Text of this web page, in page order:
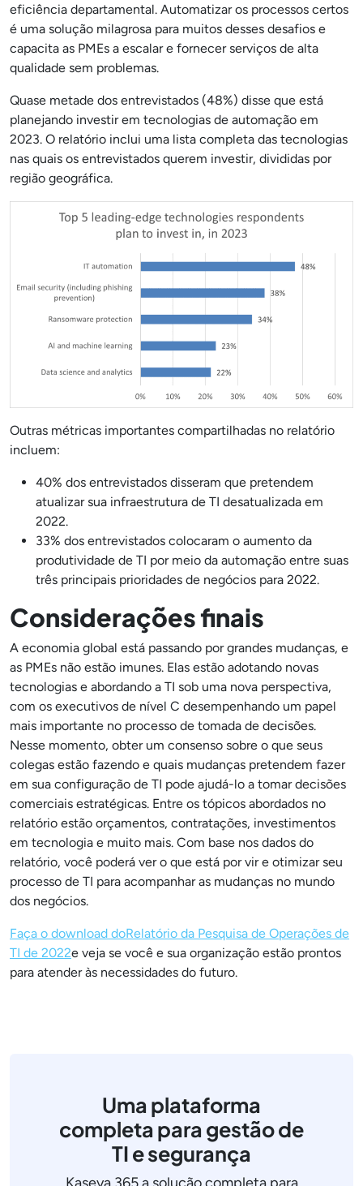
eficiência departamental. Automatizar os processos certos
é uma solução milagrosa para muitos desses desafios e
capacita as PMEs a escalar e fornecer serviços de alta
qualidade sem problemas.
Quase metade dos entrevistados (48%) disse que está
planejando investir em tecnologias de automação em
2023. O relatório inclui uma lista completa das tecnologias
nas quais os entrevistados querem investir, divididas por
região geográfica.
Outras métricas importantes compartilhadas no relatório
incluem:
40% dos entrevistados disseram que pretendem
atualizar sua infraestrutura de TI desatualizada em
2022.
33% dos entrevistados colocaram o aumento da
produtividade de TI por meio da automação entre suas
três principais prioridades de negócios para 2022.
Considerações finais
A economia global está passando por grandes mudanças, e
as PMEs não estão imunes. Elas estão adotando novas
tecnologias e abordando a TI sob uma nova perspectiva,
com os executivos de nível C desempenhando um papel
mais importante no processo de tomada de decisões.
Nesse momento, obter um consenso sobre o que seus
colegas estão fazendo e quais mudanças pretendem fazer
em sua configuração de TI pode ajudá-lo a tomar decisões
comerciais estratégicas. Entre os tópicos abordados no
relatório estão orçamentos, contratações, investimentos
em tecnologia e muito mais. Com base nos dados do
relatório, você poderá ver o que está por vir e otimizar seu
processo de TI para acompanhar as mudanças no mundo
dos negócios.
Faça o download doRelatório da Pesquisa de Operações de
TI de 2022e veja se você e sua organização estão prontos
para atender às necessidades do futuro.
Uma plataforma
completa para gestão de
TI e segurança
Kaseya 365 a solução completa para